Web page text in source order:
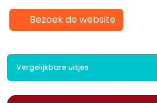
Bezoek de website
Vergelijkbare uitjes